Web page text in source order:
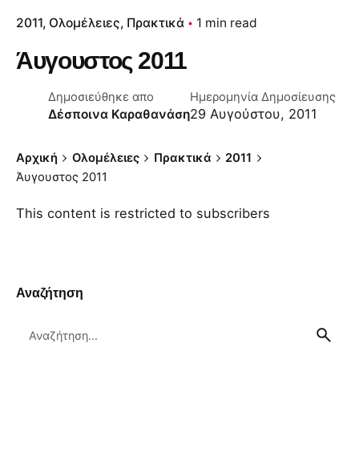
2011 Ολομέλειες Πρακτικά 1 min read
Άυγουστος 2011
Δημοσιεύθηκε απο
Δέσποινα Καραθανάση
Ημερομηνία Δημοσίευσης
29 Αυγούστου, 2011
Αρχική Ολομέλειες Πρακτικά
2011
Άυγουστος 2011
This content is restricted to subscribers
Αναζήτηση
for